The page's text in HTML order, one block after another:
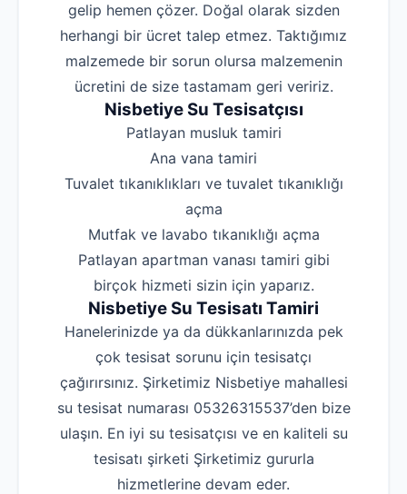
gelip hemen çözer. Doğal olarak sizden
herhangi bir ücret talep etmez. Taktığımız
malzemede bir sorun olursa malzemenin
ücretini de size tastamam geri veririz.
Nisbetiye Su Tesisatçısı
‌Patlayan musluk tamiri
‌Ana vana tamiri
‌Tuvalet tıkanıklıkları ve tuvalet tıkanıklığı
açma
‌Mutfak ve lavabo tıkanıklığı açma
‌Patlayan apartman vanası tamiri gibi
birçok hizmeti sizin için yaparız.
Nisbetiye Su Tesisatı Tamiri
Hanelerinizde ya da dükkanlarınızda pek
çok tesisat sorunu için tesisatçı
çağırırsınız. Şirketimiz Nisbetiye mahallesi
su tesisat numarası 05326315537’den bize
ulaşın. En iyi su tesisatçısı ve en kaliteli su
tesisatı şirketi Şirketimiz gururla
hizmetlerine devam eder.